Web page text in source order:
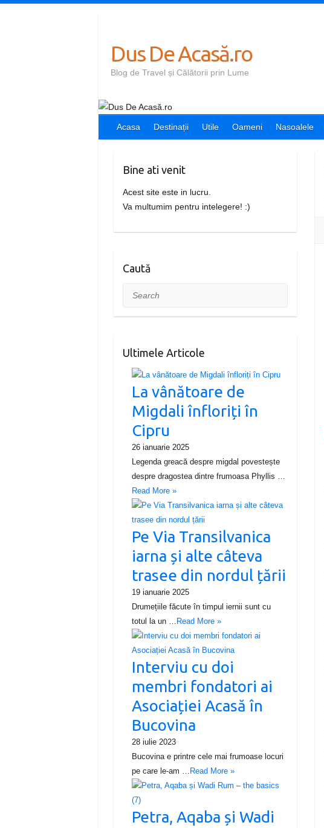
Dus De Acasă.ro
Blog de Travel și Călătorii prin Lume
Acasa Destinații Utile Oameni Nasoalele
Bine ati venit
Acest site este in lucru.
Va multumim pentru intelegere! :)
Caută
Search
Ultimele Articole
La vânătoare de
Migdali înfloriți în
Cipru
26 ianuarie 2025
Legenda greacă despre migdal povestește
despre dragostea dintre frumoasa Phyllis …
Read More »
Pe Via Transilvanica
iarna și alte câteva
trasee din nordul țării
19 ianuarie 2025
Drumețiile făcute în timpul iernii sunt cu
totul la un … Read More »
Interviu cu doi
membri fondatori ai
Asociației Acasă în
Bucovina
28 iulie 2023
Bucovina e printre cele mai frumoase locuri
pe care le-am … Read More »
Petra, Aqaba și Wadi